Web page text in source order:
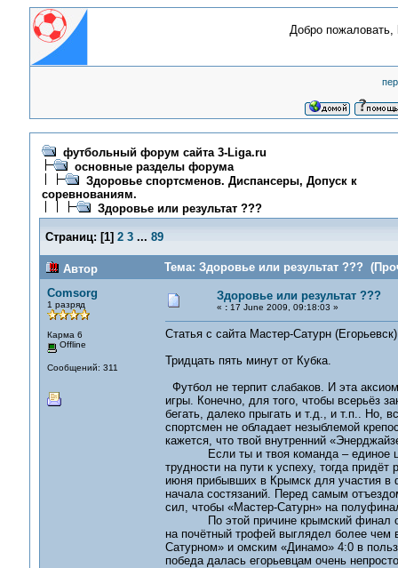
Добро пожаловать,
футбольный форум сайта 3-Liga.ru
основные разделы форума
Здоровье спортсменов. Диспансеры, Допуск к
соревнованиям.
Здоровье или результат ???
Страниц: [1] 2 3 ... 89
Автор
Тема: Здоровье или результат ???
Comsorg
1 разряд
Карма 6
Offline
Сообщений: 311
Здоровье или результат ???
« :17 June 2009, 09:18:03 »
Статья с сайта Мастер-Сатурн
Тридцать пять минут от Кубка.
Футбол не терпит слабаков. И эта
игры. Конечно, для того, чтобы всерьёз
бегать, далеко прыгать и т.д., и т.п.. Но,
спортсмен не обладает незыблемой
кажется, что твой внутренний
Если ты и твоя команда – единое
трудности на пути к успеху, тогда
июня прибывших в Крымск для участия в
начала состязаний. Перед самым
сил, чтобы «Мастер-Сатурн» на
По этой причине крымский финал
на почётный трофей выглядел более чем
Сатурном» и омским «Динамо» 4:0 в
победа далась егорьевцам очень